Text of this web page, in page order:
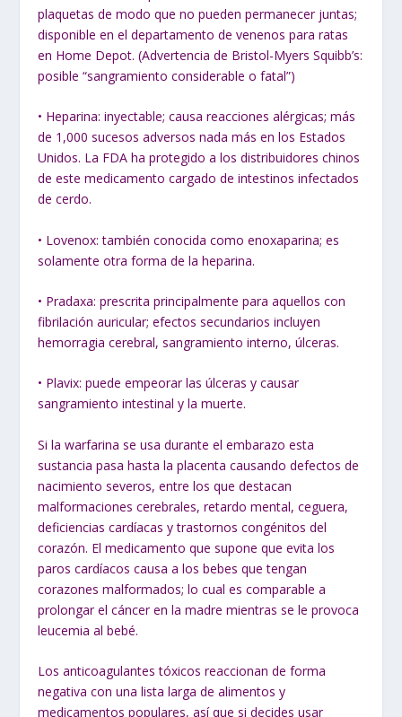
plaquetas de modo que no pueden permanecer juntas;
disponible en el departamento de venenos para ratas
en Home Depot. (Advertencia de Bristol-Myers Squibb’s:
posible “sangramiento considerable o fatal”)
• Heparina: inyectable; causa reacciones alérgicas; más
de 1,000 sucesos adversos nada más en los Estados
Unidos. La FDA ha protegido a los distribuidores chinos
de este medicamento cargado de intestinos infectados
de cerdo.
• Lovenox: también conocida como enoxaparina; es
solamente otra forma de la heparina.
• Pradaxa: prescrita principalmente para aquellos con
fibrilación auricular; efectos secundarios incluyen
hemorragia cerebral, sangramiento interno, úlceras.
• Plavix: puede empeorar las úlceras y causar
sangramiento intestinal y la muerte.
Si la warfarina se usa durante el embarazo esta
sustancia pasa hasta la placenta causando defectos de
nacimiento severos, entre los que destacan
malformaciones cerebrales, retardo mental, ceguera,
deficiencias cardíacas y trastornos congénitos del
corazón. El medicamento que supone que evita los
paros cardíacos causa a los bebes que tengan
corazones malformados; lo cual es comparable a
prolongar el cáncer en la madre mientras se le provoca
leucemia al bebé.
Los anticoagulantes tóxicos reaccionan de forma
negativa con una lista larga de alimentos y
medicamentos populares, así que si decides usar